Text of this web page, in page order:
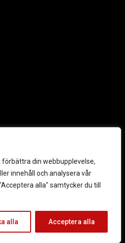
din webbupplevelse,
innehåll och analysera vår
alla" samtycker du till
alla Acceptera alla